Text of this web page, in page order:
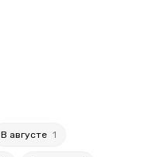
В августе 1